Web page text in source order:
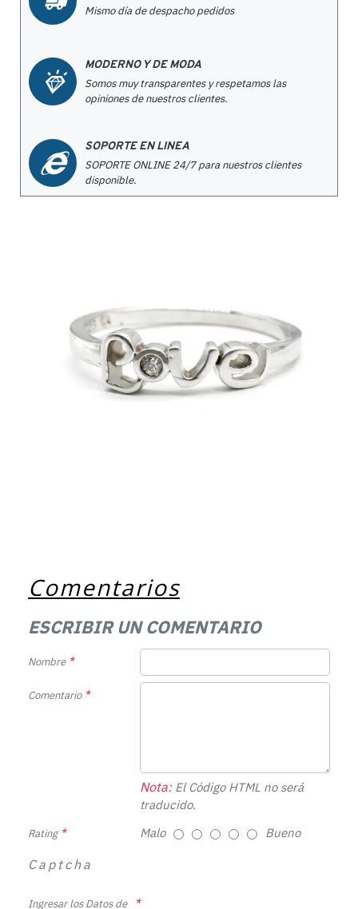
Mismo día de despacho pedidos
MODERNO Y DE MODA
Somos muy transparentes y respetamos las
opiniones de nuestros clientes.
SOPORTE EN LINEA
SOPORTE ONLINE 24/7 para nuestros clientes
disponible.
Comentarios
ESCRIBIR UN COMENTARIO
Nombre
Comentario
Nota:El Código HTML no será
traducido.
Rating Malo Bueno
Captcha
Ingresar los Datos de